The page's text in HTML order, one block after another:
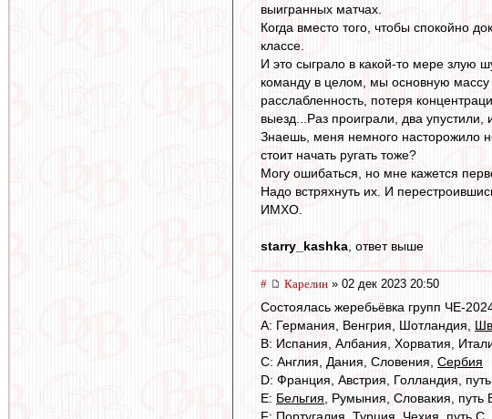
выигранных матчах.
Когда вместо того, чтобы спокойно
классе.
И это сыграло в какой-то мере злую
команду в целом, мы основную
расслабленность, потеря
выезд...Раз проиграли, два упустили,
Знаешь, меня немного насторожило
стоит начать ругать тоже?
Могу ошибаться, но мне кажется
Надо встряхнуть их. И
ИМХО.
starry_kashka , ответ выше
# Карелин » 02 дек 2023 20:50
Состоялась жеребьёвка групп ЧЕ-
A: Германия, Венгрия, Шотландия,
B: Испания, Албания, Хорватия,
C: Англия, Дания, Словения, Сербия
D: Франция, Австрия, Голландия,
E: Бельгия, Румыния, Словакия, путь